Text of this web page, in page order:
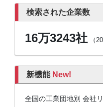
検索された企業数
16万3243社 （
新機能 New!
全国の工業団地別 会社